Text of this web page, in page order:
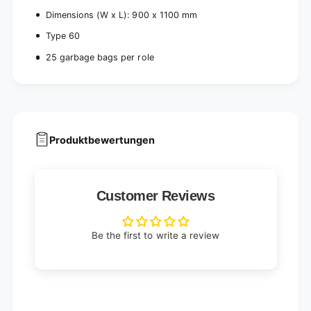
Dimensions (W x L): 900 x 1100 mm
Type 60
25 garbage bags per role
Produktbewertungen
Customer Reviews
Be the first to write a review